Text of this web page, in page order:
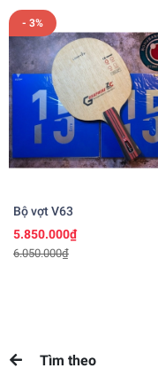
- 3%
Bộ vợt V63
5.850.000₫
6.050.000₫
Tìm theo